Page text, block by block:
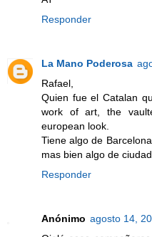
Responder
La Mano Poderosa
Rafael,
Quien fue el Catalan
work of art, the
european look.
Tiene algo de
mas bien algo de
Responder
Anónimo agosto 14,